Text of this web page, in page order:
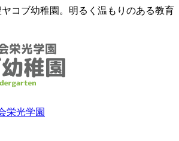
コブ幼稚園。明るく温もりのある教育
栄光学園